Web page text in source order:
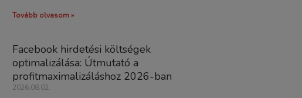
Tovább olvasom »
Facebook hirdetési költségek
optimalizálása: Útmutató a
profitmaximalizáláshoz 2026-ban
2026.08.02.